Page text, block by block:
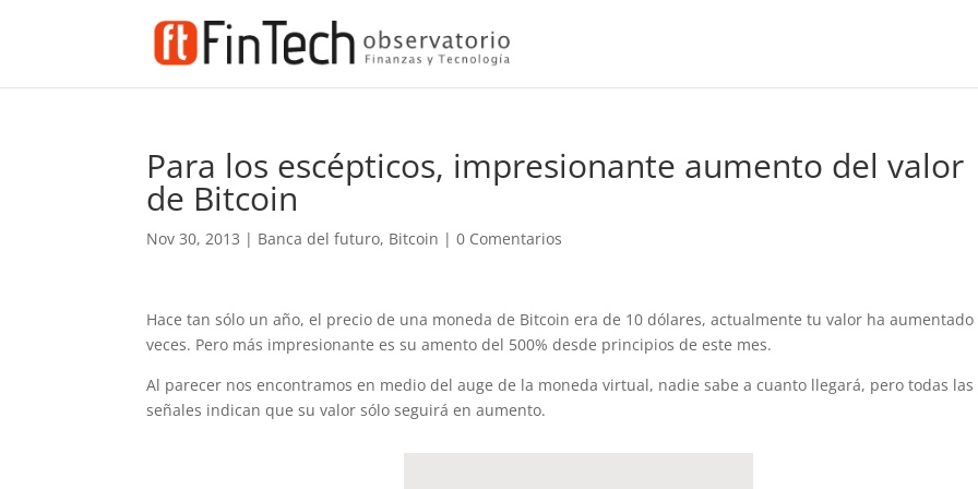
Para los escépticos, impresionante aumento del valor
de Bitcoin
Nov 30, 2013 | Banca del futuro, Bitcoin |0 Comentarios
Hace tan sólo un año, el precio de una moneda de Bitcoin era de 10 dólares, actualmente tu valor ha aumentado
veces. Pero más impresionante es su amento del 500% desde principios de este mes.
Al parecer nos encontramos en medio del auge de la moneda virtual, nadie sabe a cuanto llegará, pero todas las
señales indican que su valor sólo seguirá en aumento.